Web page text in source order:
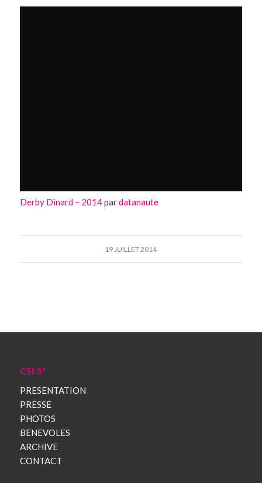
Derby Dinard – 2014pardatanaute
19 JUILLET 2014
CSI 5*
PRESENTATION
PRESSE
PHOTOS
BENEVOLES
ARCHIVE
CONTACT